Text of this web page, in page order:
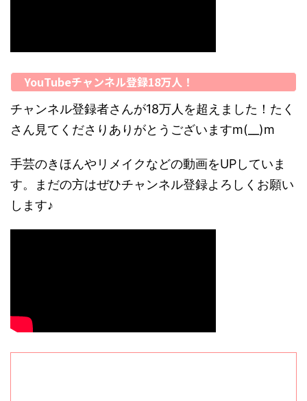
YouTubeチャンネル登録18万人！
チャンネル登録者さんが18万人を超えました！たく
さん見てくださりありがとうございますm(__)m
手芸のきほんやリメイクなどの動画をUPしていま
す。まだの方はぜひチャンネル登録よろしくお願い
します♪